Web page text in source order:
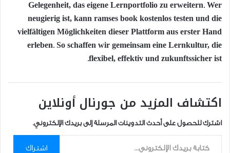
Gelegenheit, das eigene Lernportfolio zu erweitern. Wer
neugierig ist, kann ramses book kostenlos testen und die
vielfältigen Möglichkeiten dieser Plattform aus erster Hand
erleben. So schaffen wir gemeinsam eine Lernkultur, die
flexibel, effektiv und zukunftssicher ist.
اكتشاف المزيد من جورنال أونلاين
اشترك للحصول على أحدث التدوينات المرسلة إلى بريدك الإلكتروني.
كتابة بريدك الإلكتروني...
اشتراك